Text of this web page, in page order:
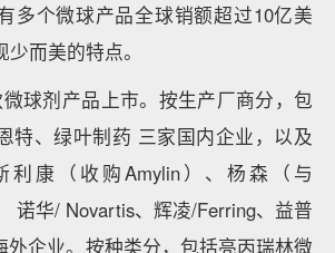
多个微球产品全球销额超过10亿美
而美的特点。
球剂产品上市。按生产厂商分，包
特、绿叶制药 三家国内企业，以及
利康（收购Amylin）、杨森（与
诺华/ Novartis、辉凌/Ferring、益普
外企业。按种类分，包括亮丙瑞林微